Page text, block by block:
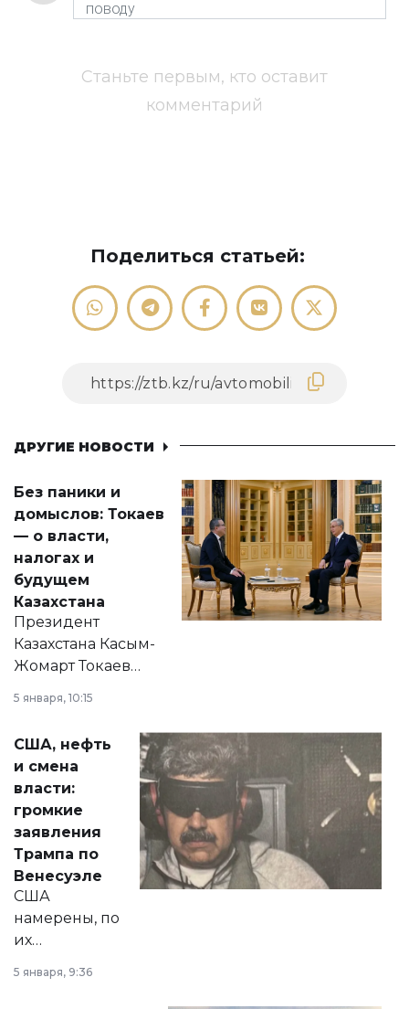
Станьте первым, кто оставит
комментарий
Поделиться статьей:
ДРУГИЕ НОВОСТИ
Без паники и
домыслов: Токаев
— о власти,
налогах и
будущем
Казахстана
Президент
Казахстана Касым-
Жомарт Токаев
сразу несколько
актуальных тем —
от слухов о
политических
реформах до
вопросов армии,
экономики и
личного здоровья.
5 января, 10:15
США, нефть
и смена
власти:
громкие
заявления
Трампа по
Венесуэле
США
намерены, по
их
принести
5 января, 9:36